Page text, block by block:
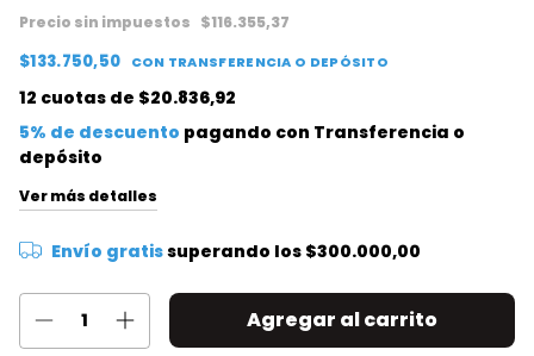
Precio sin impuestos $116.355,37
$133.750,50 CON TRANSFERENCIA O DEPÓSITO
12 cuotas de $20.836,92
5% de descuento pagando con Transferencia o
depósito
Ver más detalles
Envío gratissuperando los $300.000,00